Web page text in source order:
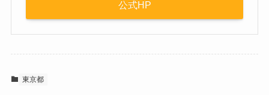
公式HP
東京都